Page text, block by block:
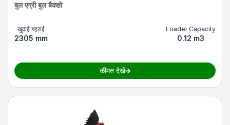
बुल एग्री बुल बैकहो
खुदाई गहराई
2305 mm
Loader Capacity
0.12 m3
कीमत देखें